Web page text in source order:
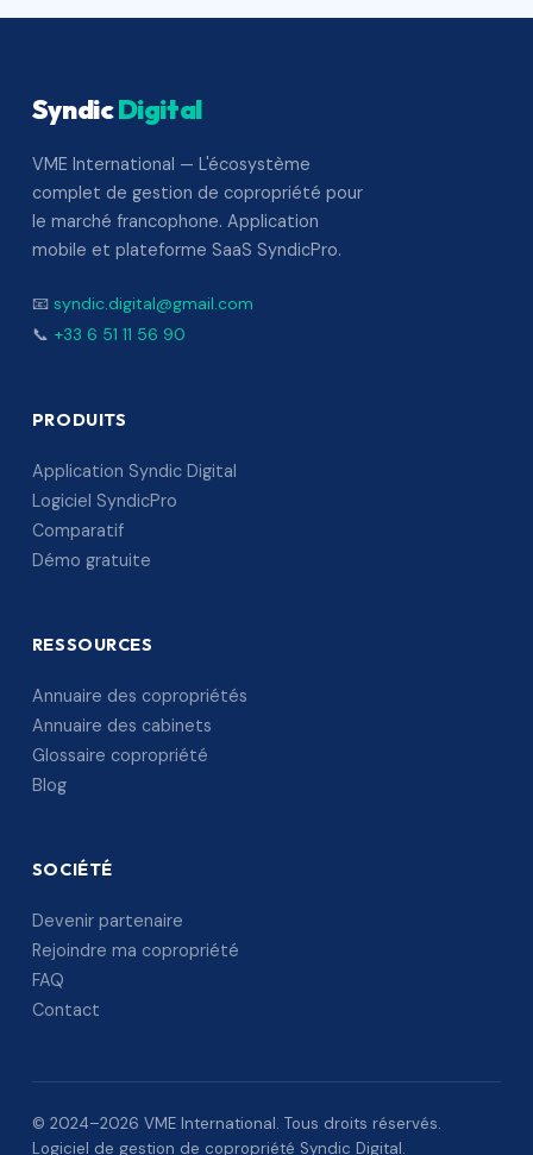
SyndicDigital
VME International — L'écosystème
complet de gestion de copropriété pour
le marché francophone. Application
mobile et plateforme SaaS SyndicPro.
📧 syndic.digital@gmail.com
📞 +33 6 51 11 56 90
PRODUITS
Application Syndic Digital
Logiciel SyndicPro
Comparatif
Démo gratuite
RESSOURCES
Annuaire des copropriétés
Annuaire des cabinets
Glossaire copropriété
Blog
SOCIÉTÉ
Devenir partenaire
Rejoindre ma copropriété
FAQ
Contact
© 2024–2026 VME International. Tous droits réservés.
Logiciel de gestion de copropriété Syndic Digital.